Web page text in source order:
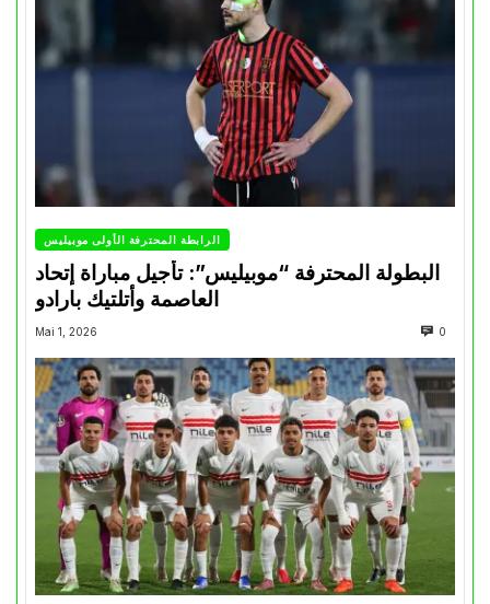
الرابطة المحترفة الأولى موبيليس
البطولة المحترفة “موبيليس”: تأجيل مباراة إتحاد
العاصمة وأتلتيك بارادو
Mai 1, 2026 0